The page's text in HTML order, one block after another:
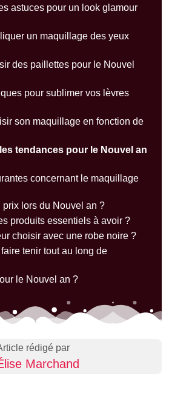
astuces pour un look glamour
un maquillage des yeux
des paillettes pour le Nouvel
pour sublimer vos lèvres
son maquillage en fonction de
tendances pour le Nouvel an
concernant le maquillage
prix lors du Nouvel an ?
produits essentiels à avoir ?
choisir avec une robe noire ?
tenir tout au long de
le Nouvel an ?
rédigé par
Marchand